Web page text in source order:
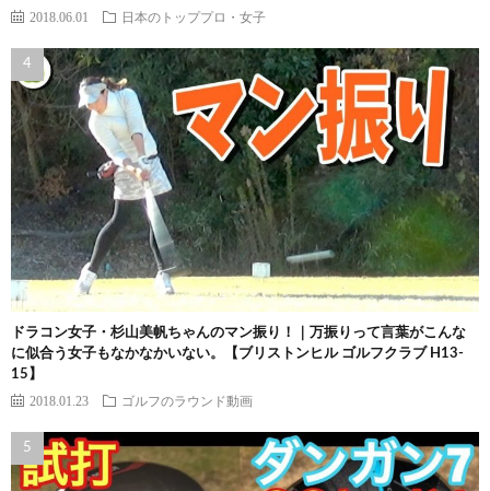
2018.06.01 日本のトッププロ・女子
ドラコン女子・杉山美帆ちゃんのマン振り！｜万振りって言葉がこんな
に似合う女子もなかなかいない。【ブリストンヒル ゴルフクラブ H13-
15】
2018.01.23 ゴルフのラウンド動画